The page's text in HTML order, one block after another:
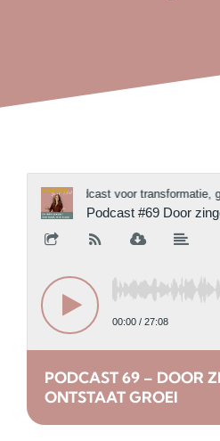
PODCAST 69 – DOOR
ONTSTAAT GROEI